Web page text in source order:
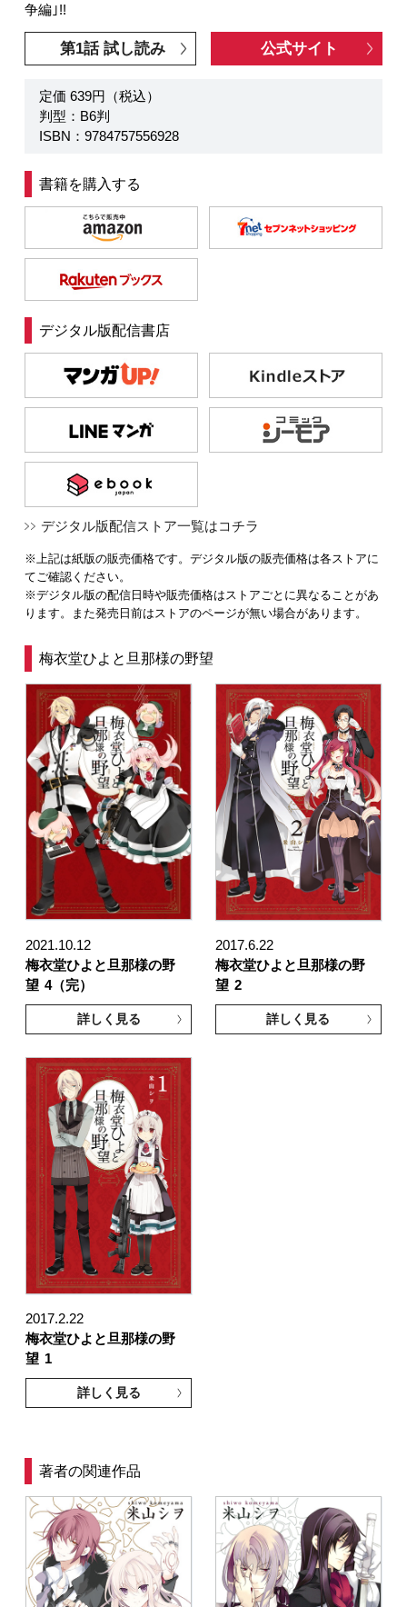
争編｣!!
第1話 試し読み 公式サイト
定価 639円（税込）
判型：B6判
ISBN：9784757556928
書籍を購入する
デジタル版配信書店
デジタル版配信ストア一覧はコチラ
※上記は紙版の販売価格です。デジタル版の販売価格は各ストアに
てご確認ください。
※デジタル版の配信日時や販売価格はストアごとに異なることがあ
ります。また発売日前はストアのページが無い場合があります。
梅衣堂ひよと旦那様の野望
2021.10.12
梅衣堂ひよと旦那様の野
望 4（完）
詳しく見る
2017.6.22
梅衣堂ひよと旦那様の野
望 2
詳しく見る
2017.2.22
梅衣堂ひよと旦那様の野
望 1
詳しく見る
著者の関連作品